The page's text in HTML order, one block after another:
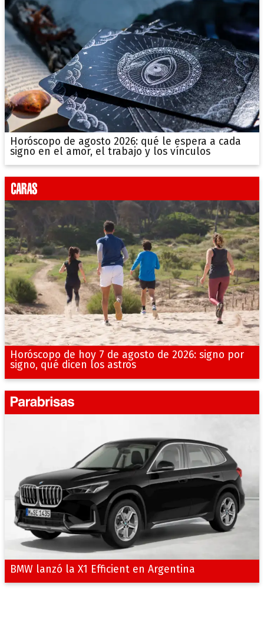
Horóscopo de agosto 2026: qué le espera a cada
signo en el amor, el trabajo y los vínculos
Horóscopo de hoy 7 de agosto de 2026: signo por
signo, qué dicen los astros
BMW lanzó la X1 Efficient en Argentina